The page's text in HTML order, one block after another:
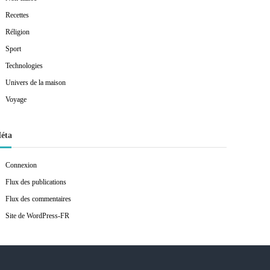
Recettes
Réligion
Sport
Technologies
Univers de la maison
Voyage
Connexion
Flux des publications
Flux des commentaires
Site de WordPress-FR